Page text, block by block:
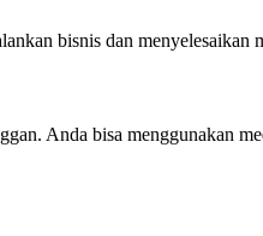
bisnis dan menyelesaikan
Anda bisa menggunakan